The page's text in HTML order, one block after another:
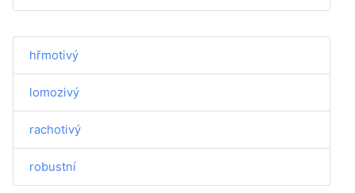
hřmotivý
lomozivý
rachotivý
robustní